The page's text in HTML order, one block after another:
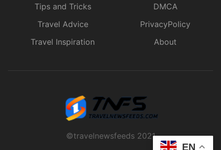
©travelnewsfeeds 2021
Tips and Tricks
Travel Advice
Travel Inspiration
DMCA
PrivacyPolicy
About
EN